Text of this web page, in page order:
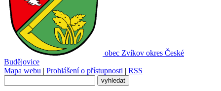
obec Zvíkov okres České
Budějovice
Mapa webu | Prohlášení o přístupnosti | RSS